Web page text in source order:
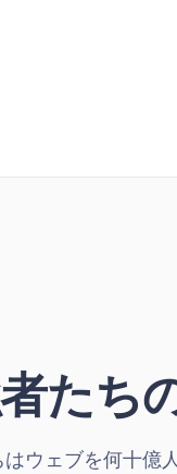
たち
ウェブを何十億